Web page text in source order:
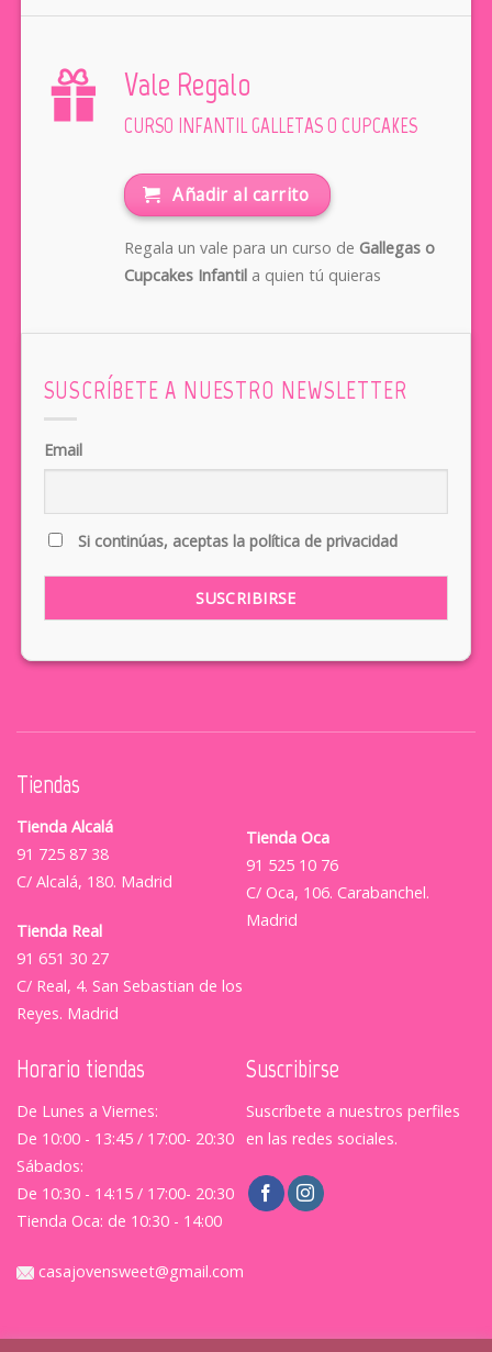
Vale Regalo
CURSO INFANTIL GALLETAS O CUPCAKES
Añadir al carrito
Regala un vale para un curso de Gallegas o
Cupcakes Infantila quien tú quieras
SUSCRÍBETE A NUESTRO NEWSLETTER
Email
Si continúas, aceptas la política de privacidad
Tiendas
Tienda Alcalá
91 725 87 38
C/ Alcalá, 180. Madrid
Tienda Real
91 651 30 27
C/ Real, 4. San Sebastian de los
Reyes. Madrid
Tienda Oca
91 525 10 76
C/ Oca, 106. Carabanchel.
Madrid
Horario tiendas
De Lunes a Viernes:
De 10:00 - 13:45 / 17:00- 20:30
Sábados:
De 10:30 - 14:15 / 17:00- 20:30
Tienda Oca: de 10:30 - 14:00
Suscribirse
Suscríbete a nuestros perfiles
en las redes sociales.
casajovensweet@gmail.com